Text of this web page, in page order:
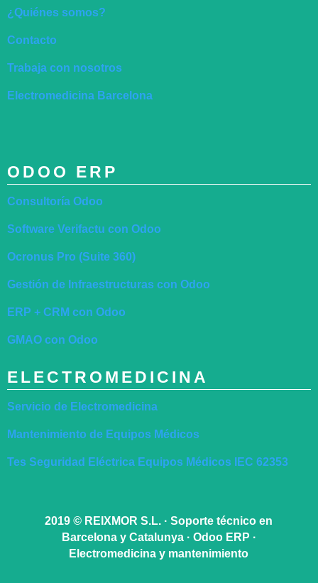
¿Quiénes somos?
Contacto
Trabaja con nosotros
Electromedicina Barcelona
ODOO ERP
Consultoría Odoo
Software Verifactu con Odoo
Ocronus Pro (Suite 360)
Gestión de Infraestructuras con Odoo
ERP + CRM con Odoo
GMAO con Odoo
ELECTROMEDICINA
Servicio de Electromedicina
Mantenimiento de Equipos Médicos
Tes Seguridad Eléctrica Equipos Médicos IEC 62353
2019© REIXMOR S.L. · Soporte técnico en
Barcelona y Catalunya · Odoo ERP ·
Electromedicina y mantenimiento